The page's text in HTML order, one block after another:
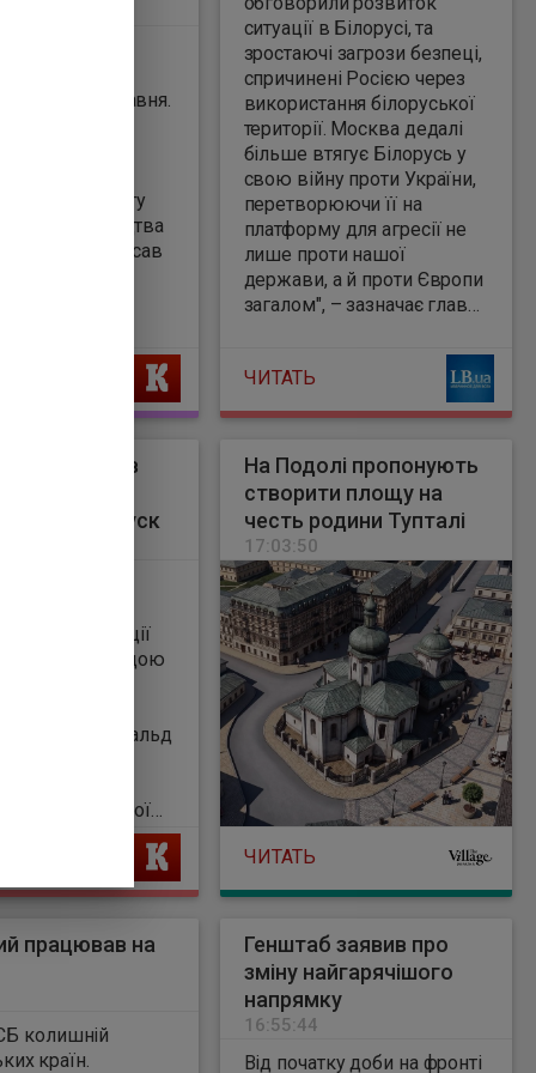
ситуації в Білорусі, та
зростаючі загрози безпеці,
спричинені Росією через
використання білоруської
території. Москва дедалі
більше втягує Білорусь у
свою війну проти України,
перетворюючи її на
платформу для агресії не
лише проти нашої
держави, а й проти Європи
загалом", – зазначає глава
ЧИТАТЬ
Про це
роботу
співробітництва
Києві", – написав
попросила в
- Туск
в нормалізації
з новою владою
уряду Дональд
політичної
в понеділок, 4
На Подолі пропонують
створити площу на
честь родини Тупталі
17:03:50
ЧИТАТЬ
працював на
колишній
країн.
Генштаб заявив про
зміну найгарячішого
напрямку
16:55:44
Від початку доби на фронті